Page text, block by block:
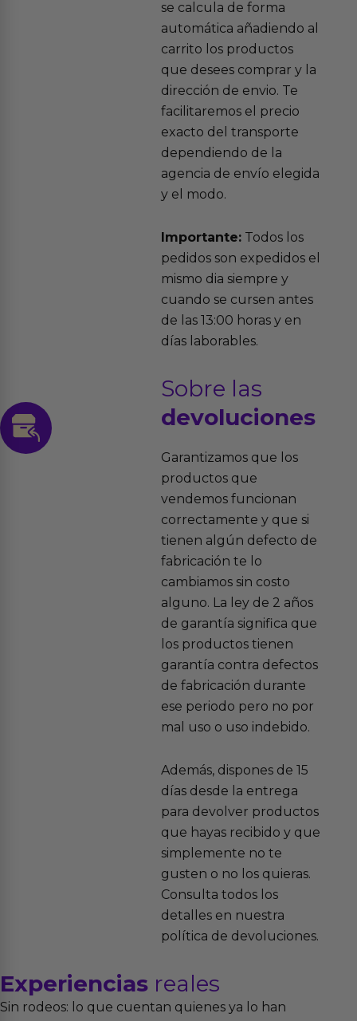
se calcula de forma
automática añadiendo al
carrito los productos
que desees comprar y la
dirección de envio. Te
facilitaremos el precio
exacto del transporte
dependiendo de la
agencia de envío elegida
y el modo.
Importante:Todos los
pedidos son expedidos el
mismo dia siempre y
cuando se cursen antes
de las 13:00 horas y en
días laborables.
Sobre las
devoluciones
Garantizamos que los
productos que
vendemos funcionan
correctamente y que si
tienen algún defecto de
fabricación te lo
cambiamos sin costo
alguno. La ley de 2 años
de garantía significa que
los productos tienen
garantía contra defectos
de fabricación durante
ese periodo pero no por
mal uso o uso indebido.
Además, dispones de 15
días desde la entrega
para devolver productos
que hayas recibido y que
simplemente no te
gusten o no los quieras.
Consulta todos los
detalles en nuestra
política de devoluciones.
Experiencias reales
Sin rodeos: lo que cuentan quienes ya lo han